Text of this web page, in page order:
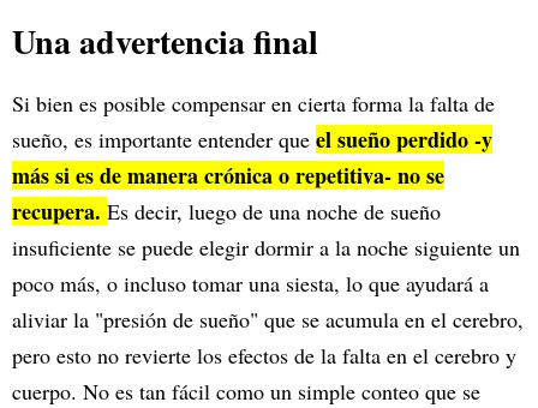
Una advertencia final
Si bien es posible compensar en cierta forma la falta de
sueño, es importante entender que el sueño perdido -y
más si es de manera crónica o repetitiva- no se
recupera. Es decir, luego de una noche de sueño
insuficiente se puede elegir dormir a la noche siguiente un
poco más, o incluso tomar una siesta, lo que ayudará a
aliviar la "presión de sueño" que se acumula en el cerebro,
pero esto no revierte los efectos de la falta en el cerebro y
cuerpo. No es tan fácil como un simple conteo que se